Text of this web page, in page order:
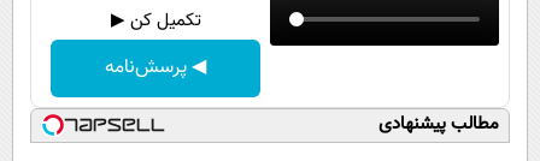
تکمیل کن ▶
◀ پرسش‌نامه
مطالب پیشنهادی